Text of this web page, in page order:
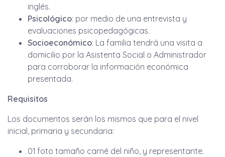
inglés.
Psicológico: por medio de una entrevista y
evaluaciones psicopedagógicas.
Socioeconómico: La familia tendrá una visita a
domicilio por la Asistenta Social o Administrador
para corroborar la información económica
presentada.
Requisitos
Los documentos serán los mismos que para el nivel
inicial, primaria y secundaria:
01 foto tamaño carné del niño, y representante.